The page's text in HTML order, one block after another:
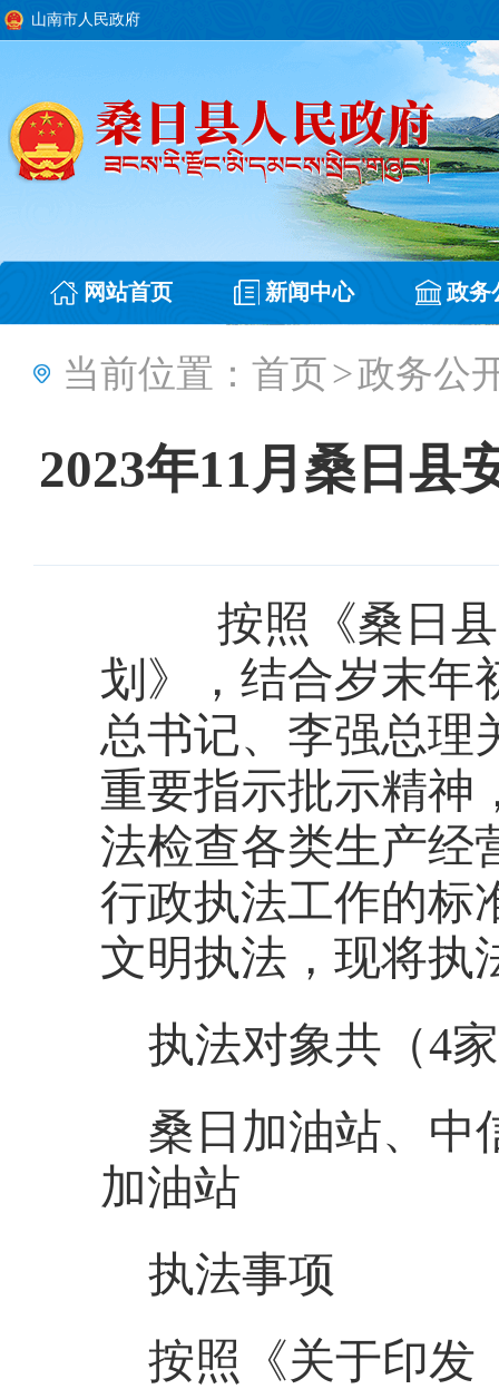
山南市人民政府
网站首页 新闻中心 政务
当前位置： 首页>政务公
2023年11月桑日县
按照《桑日县
划》，结合岁末年
总书记、李强总理
重要指示批示精神
法检查各类生产经
行政执法工作的标
文明执法，现将执
执法对象共（4
桑日加油站、中
加油站
执法事项
按照《关于印发